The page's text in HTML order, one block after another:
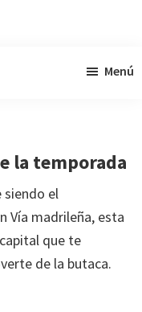
Menú
la temporada
siendo el
Vía madrileña, esta
que te
de la butaca.